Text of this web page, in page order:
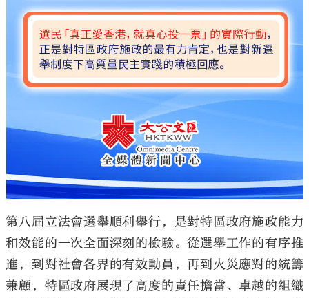
第八屆立法會選舉順利舉行，是對特區政府施政能力
和效能的一次全面深刻的檢驗。從選舉工作的有序推
進，到對社會各界的有效動員，再到火災應對的統籌
兼顧，特區政府展現了高度的責任擔當、卓越的組織